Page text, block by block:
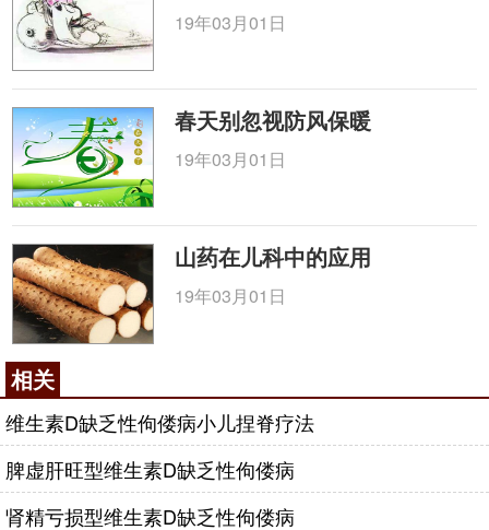
19年03月01日
春天别忽视防风保暖
19年03月01日
山药在儿科中的应用
19年03月01日
相关
维生素D缺乏性佝偻病小儿捏脊疗法
脾虚肝旺型维生素D缺乏性佝偻病
肾精亏损型维生素D缺乏性佝偻病